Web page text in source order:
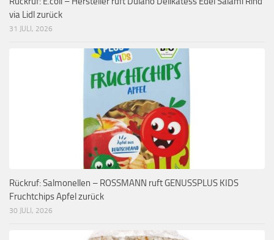
via Lidl zurück
31 JULI, 2026
Rückruf: Salmonellen – ROSSMANN ruft GENUSSPLUS KIDS
Fruchtchips Apfel zurück
30 JULI, 2026